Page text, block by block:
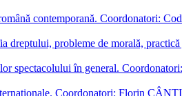
contemporană. Coordonatori:
dreptului, probleme de morală,
spectacolului în general.
Coordonatori: Florin